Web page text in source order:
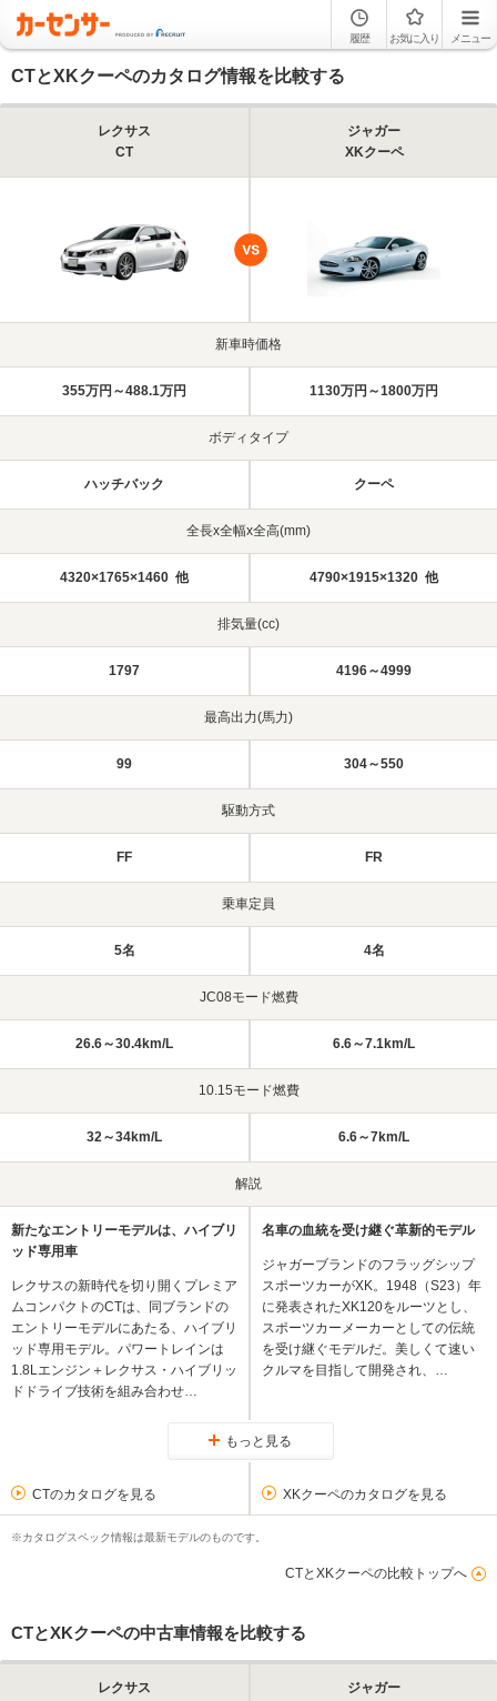
履歴 お気に入り メニュー
CTとXKクーペのカタログ情報を比較する
レクサス
CT
ジャガー
XKクーペ
新車時価格
355万円～488.1万円 1130万円～1800万円
ボディタイプ
ハッチバック クーペ
全長x全幅x全高(mm)
4320×1765×1460 他 4790×1915×1320 他
排気量(cc)
1797 4196～4999
最高出力(馬力)
99 304～550
駆動方式
FF FR
乗車定員
5名 4名
JC08モード燃費
26.6～30.4km/L 6.6～7.1km/L
10.15モード燃費
32～34km/L 6.6～7km/L
解説
新たなエントリーモデルは、ハイブリ
ッド専用車
レクサスの新時代を切り開くプレミア
ムコンパクトのCTは、同ブランドの
エントリーモデルにあたる、ハイブリ
ッド専用モデル。パワートレインは
1.8Lエンジン＋レクサス・ハイブリッ
ドドライブ技術を組み合わせ…
名車の血統を受け継ぐ革新的モデル
ジャガーブランドのフラッグシップ
スポーツカーがXK。1948（S23）年
に発表されたXK120をルーツとし、
スポーツカーメーカーとしての伝統
を受け継ぐモデルだ。美しくて速い
クルマを目指して開発され、…
もっと見る
CTのカタログを見る XKクーペのカタログを見る
※カタログスペック情報は最新モデルのものです。
CTとXKクーペの比較トップへ
CTとXKクーペの中古車情報を比較する
レクサス
ジャガー